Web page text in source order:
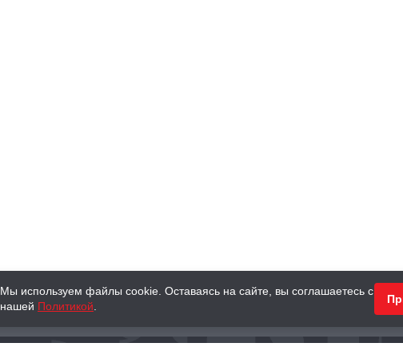
КНИГИ ПОДАРКИ
Мы используем файлы cookie. Оставаясь на сайте, вы соглашаетесь с
нашей Политикой